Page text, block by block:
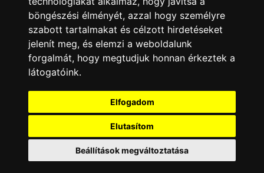
Minden jog fenntartva © 2008 - 2026
A csatornák a műsorváltoztatás jogát
fenntartják! A portál üzemeltetője semmiféle
felelősséget nem vállal a weboldalon
megjelentetett hirdetések tartalmáért, illetve a
hirdetésekhez feltöltött képekért!
böngészési élményét, azzal hogy személyre
szabott tartalmakat és célzott hirdetéseket
jelenít meg, és elemzi a weboldalunk
forgalmát, hogy megtudjuk honnan érkeztek a
látogatóink.
Elfogadom
Elutasítom
Beállítások megváltoztatása